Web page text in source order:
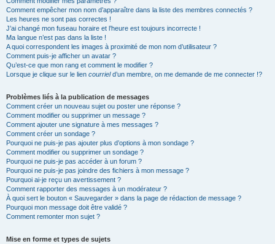
Comment empêcher mon nom d’apparaître dans la liste des membres connectés ?
Les heures ne sont pas correctes !
J’ai changé mon fuseau horaire et l’heure est toujours incorrecte !
Ma langue n’est pas dans la liste !
A quoi correspondent les images à proximité de mon nom d’utilisateur ?
Comment puis-je afficher un avatar ?
Qu’est-ce que mon rang et comment le modifier ?
Lorsque je clique sur le lien courrield’un membre, on me demande de me connecter !?
Problèmes liés à la publication de messages
Comment créer un nouveau sujet ou poster une réponse ?
Comment modifier ou supprimer un message ?
Comment ajouter une signature à mes messages ?
Comment créer un sondage ?
Pourquoi ne puis-je pas ajouter plus d’options à mon sondage ?
Comment modifier ou supprimer un sondage ?
Pourquoi ne puis-je pas accéder à un forum ?
Pourquoi ne puis-je pas joindre des fichiers à mon message ?
Pourquoi ai-je reçu un avertissement ?
Comment rapporter des messages à un modérateur ?
À quoi sert le bouton « Sauvegarder » dans la page de rédaction de message ?
Pourquoi mon message doit être validé ?
Comment remonter mon sujet ?
Mise en forme et types de sujets